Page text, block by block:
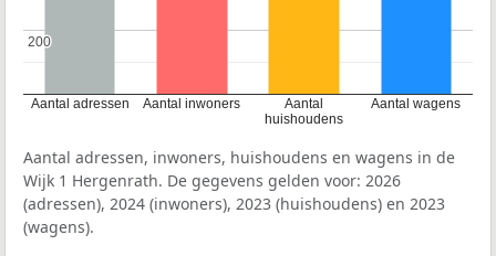
Aantal adressen Aantal inwoners
Aantal
huishoudens
Aantal wagens
200
200
Aantal adressen, inwoners, huishoudens en wagens in de
Wijk 1 Hergenrath. De gegevens gelden voor: 2026
(adressen), 2024 (inwoners), 2023 (huishoudens) en 2023
(wagens).